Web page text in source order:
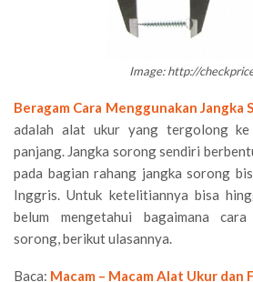
Image: http://
Beragam Cara Menggunakan Jangka
adalah alat ukur yang tergolong ke
panjang. Jangka sorong sendiri
pada bagian rahang jangka sorong
Inggris. Untuk ketelitiannya bisa
belum mengetahui bagaimana cara
sorong, berikut ulasannya.
Baca: Macam – Macam Alat Ukur dan